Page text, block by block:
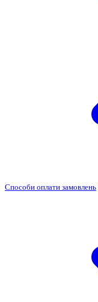
Способи оплати замовлень